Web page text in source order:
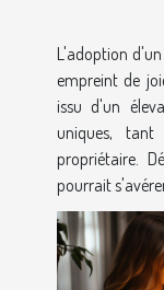
L'adoption
empreint de
issu d'un
uniques,
propriétaire.
pourrait